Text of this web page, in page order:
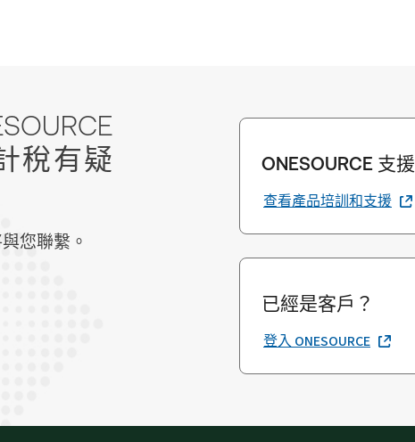
稅有疑
您聯繫。
ONESOURCE 支援
查看產品培訓和支援
已經是客戶？
登入 ONESOURCE